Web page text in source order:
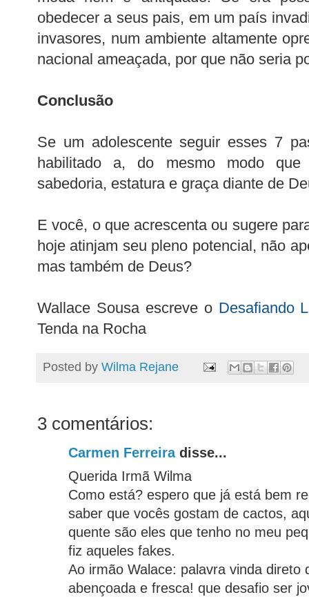
obedecer a seus pais, em um país
invasores, num ambiente altamente
nacional ameaçada, por que não seria
Conclusão
Se um adolescente seguir esses 7
habilitado a, do mesmo modo
sabedoria, estatura e graça diante de
E você, o que acrescenta ou sugere
hoje atinjam seu pleno potencial, não
mas também de Deus?
Wallace Sousa escreve o Desafiando
Tenda na Rocha
Posted by Wilma Rejane
3 comentários:
Carmen Ferreiradisse...
Querida Irmã Wilma
Como está? espero que já está bem
saber que vocês gostam de cactos,
quente são eles que tenho no meu
fiz aqueles fakes.
Ao irmão Walace: palavra vinda direto
abençoada e fresca! que desafio ser